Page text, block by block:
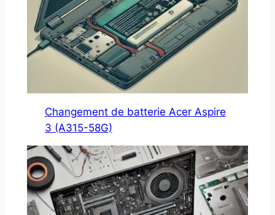
Changement de batterie Acer Aspire
3 (A315-58G)